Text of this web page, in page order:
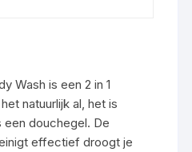
Wash is een 2 in 1
natuurlijk al, het is
een douchegel. De
effectief droogt je